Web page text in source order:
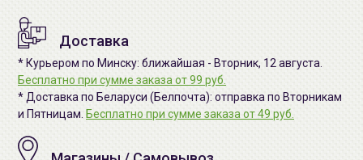
Доставка
* Курьером по Минску: ближайшая - Вторник, 12 августа.
Бесплатно при сумме заказа от 99 руб.
* Доставка по Беларуси (Белпочта): отправка по Вторникам
и Пятницам. Бесплатно при сумме заказа от 49 руб.